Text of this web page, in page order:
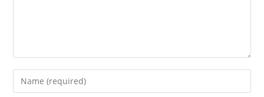
Enter
your